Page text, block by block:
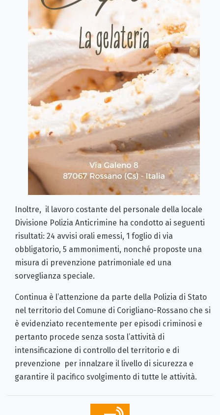
Inoltre, il lavoro costante del personale della locale
Divisione Polizia Anticrimine ha condotto ai seguenti
risultati: 24 avvisi orali emessi, 1 foglio di via
obbligatorio, 5 ammonimenti, nonché proposte una
misura di prevenzione patrimoniale ed una
sorveglianza speciale.
Continua è l’attenzione da parte della Polizia di Stato
nel territorio del Comune di Corigliano-Rossano che si
è evidenziato recentemente per episodi criminosi e
pertanto procede senza sosta l’attività di
intensificazione di controllo del territorio e di
prevenzione per innalzare il livello di sicurezza e
garantire il pacifico svolgimento di tutte le attività.